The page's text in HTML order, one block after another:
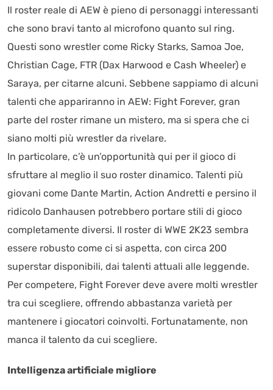
Il roster reale di AEW è pieno di personaggi interessanti
che sono bravi tanto al microfono quanto sul ring.
Questi sono wrestler come Ricky Starks, Samoa Joe,
Christian Cage, FTR (Dax Harwood e Cash Wheeler) e
Saraya, per citarne alcuni. Sebbene sappiamo di alcuni
talenti che appariranno in AEW: Fight Forever, gran
parte del roster rimane un mistero, ma si spera che ci
siano molti più wrestler da rivelare.
In particolare, c’è un’opportunità qui per il gioco di
sfruttare al meglio il suo roster dinamico. Talenti più
giovani come Dante Martin, Action Andretti e persino il
ridicolo Danhausen potrebbero portare stili di gioco
completamente diversi. Il roster di WWE 2K23 sembra
essere robusto come ci si aspetta, con circa 200
superstar disponibili, dai talenti attuali alle leggende.
Per competere, Fight Forever deve avere molti wrestler
tra cui scegliere, offrendo abbastanza varietà per
mantenere i giocatori coinvolti. Fortunatamente, non
manca il talento da cui scegliere.
Intelligenza artificiale migliore